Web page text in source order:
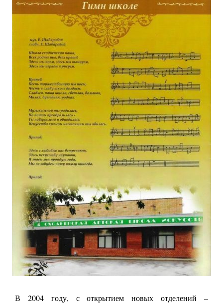
В 2004 году, с открытием новых отделений –